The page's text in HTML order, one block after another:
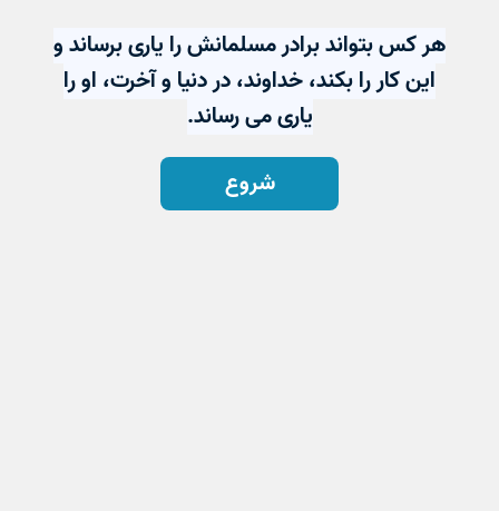
هر كس بتواند برادر مسلمانش را یارى برساند و
این كار را بكند، خداوند، در دنیا و آخرت، او را
یارى مى رساند.
شروع